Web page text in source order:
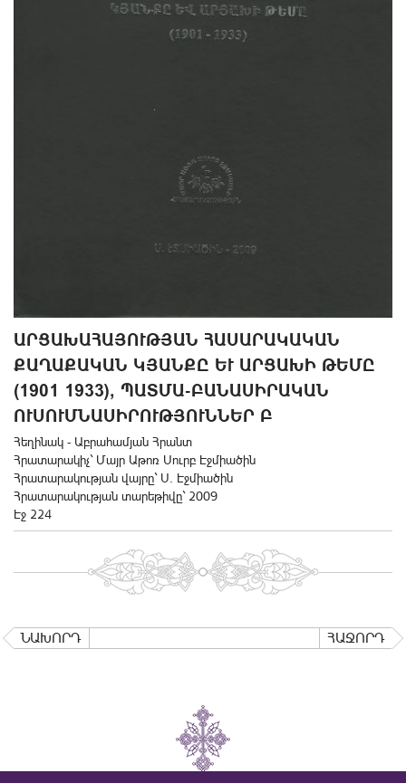
ԱՐՑԱԽԱՀԱՅՈՒԹՅԱՆ ՀԱՍԱՐԱԿԱԿԱՆ
ՔԱՂԱՔԱԿԱՆ ԿՅԱՆՔԸ ԵՒ ԱՐՑԱԽԻ ԹԵՄԸ (
1901 1933), ՊԱՏՄԱ-ԲԱՆԱՍԻՐԱԿԱՆ Ո
ՒՍՈՒՄՆԱՍԻՐՈՒԹՅՈՒՆՆԵՐ Բ
Հեղինակ - Աբրահամյան Հրանտ
Հրատարակիչ` Մայր Աթոռ Սուրբ Էջմիածին
Հրատարակության վայրը` Ս. Էջմիածին
Հրատարակության տարեթիվը` 2009
Էջ 224
ՆԱԽՈՐԴ ՀԱՋՈՐԴ